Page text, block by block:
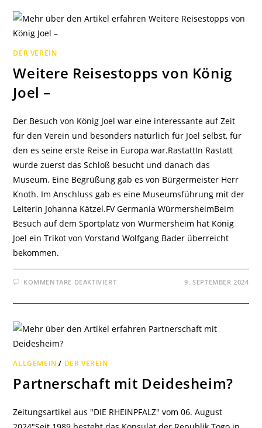
MITGLIEDERVERSAMMLUNG
–
DER VEREIN
Weitere Reisestopps von König
Joel –
Der Besuch von König Joel war eine interessante auf Zeit
für den Verein und besonders natürlich für Joel selbst, für
den es seine erste Reise in Europa war.RastattIn Rastatt
wurde zuerst das Schloß besucht und danach das
Museum. Eine Begrüßung gab es von Bürgermeister Herr
Knoth. Im Anschluss gab es eine Museumsführung mit der
Leiterin Johanna Kätzel.FV Germania WürmersheimBeim
Besuch auf dem Sportplatz von Würmersheim hat König
Joel ein Trikot von Vorstand Wolfgang Bader überreicht
bekommen.
KOMMENTARE DEAKTIVIERTFÜR
VON
–
9. SEPTEMBER 2024
ALLGEMEIN / DER VEREIN
Partnerschaft mit Deidesheim?
Zeitungsartikel aus "DIE RHEINPFALZ" vom 06. August